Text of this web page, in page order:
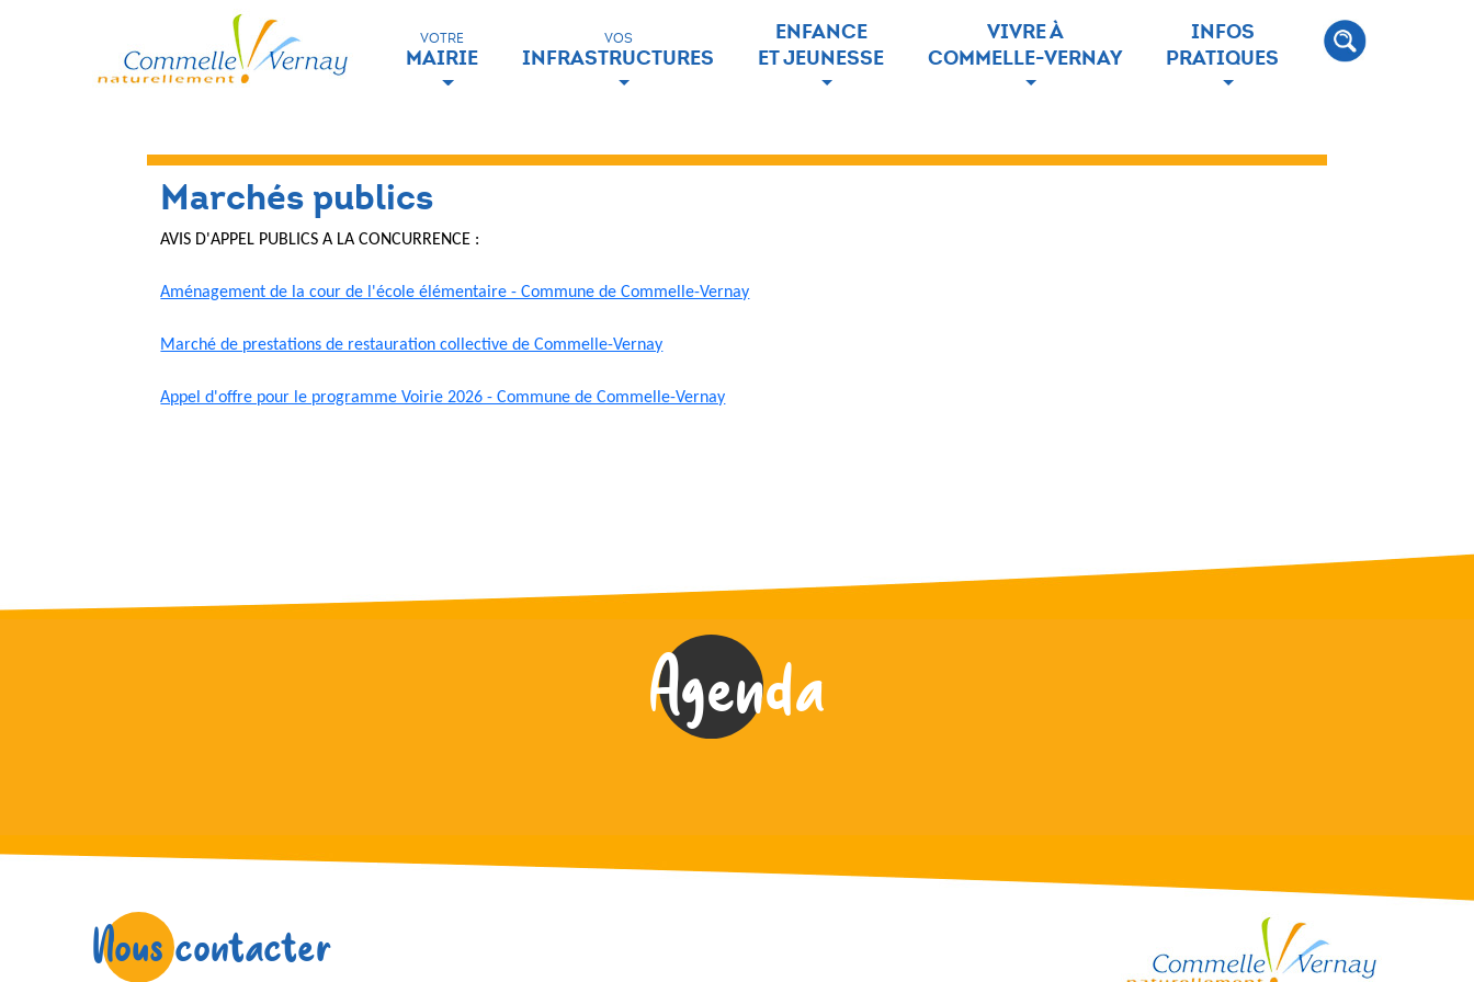
VOTRE
MAIRIE
VOS
INFRASTRUCTURES
ENFANCE
ET JEUNESSE
VIVRE À
COMMELLE-VERNAY
INFOS
PRATIQUES
Marchés publics
AVIS D'APPEL PUBLICS A LA CONCURRENCE :
Aménagement de la cour de l'école élémentaire - Commune de Commelle-Vernay
Marché de prestations de restauration collective de Commelle-Vernay
Appel d'offre pour le programme Voirie 2026 - Commune de Commelle-Vernay
Agenda
Nous contacter